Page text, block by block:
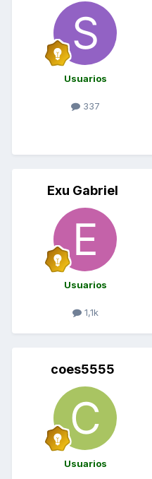
Usuarios
337
Exu Gabriel
Usuarios
1,1k
coes5555
Usuarios